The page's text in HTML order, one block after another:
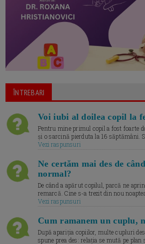
ÎNTREBARI
Voi iubi al doilea copil la
Pentru mine primul copil a fost foarte
și o sarcină pierduta la 16 săptămâni.
Vezi raspunsuri
Ne certăm mai des de
normal?
De când a apărut copilul, parcă ne
remarcă. Cine s-a trezit din nou
Vezi raspunsuri
Cum ramanem un cuplu,
După apariția copiilor, multe cupluri
spune prea des: relația se mută pe plan